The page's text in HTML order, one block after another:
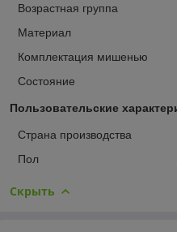
Возрастная группа
Материал
Комплектация мишенью
Состояние
Пользовательские
Страна производства
Пол
Скрыть